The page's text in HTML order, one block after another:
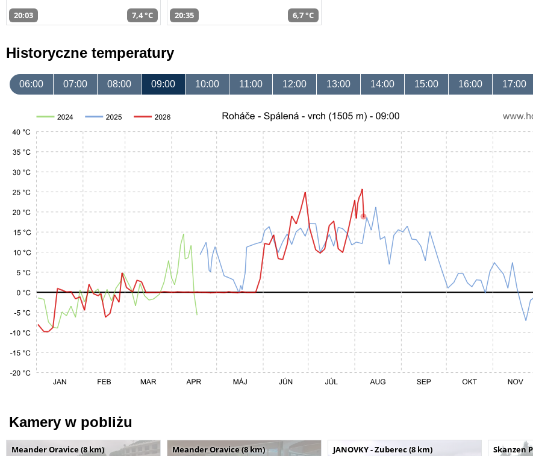
20:03 7,4 °C 20:35 6,7 °C
Historyczne temperatury
06:00 07:00 08:00 09:00 10:00 11:00 12:00 13:00 14:00 15:00 16:00 17:00
Kamery w pobliżu
Meander Oravice (8 km) Meander Oravice (8 km) JANOVKY - Zuberec (8 km) Skanzen